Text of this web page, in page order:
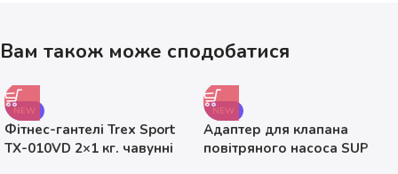
Вам також може сподобатися
NEW
Фітнес-гантелі Trex Sport
TX-010VD 2×1 кг. чавунні
NEW
Адаптер для клапана
повітряного насоса SUP